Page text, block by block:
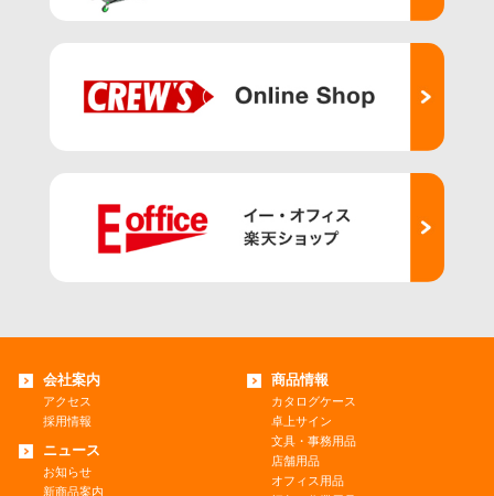
会社案内
アクセス
採用情報
ニュース
お知らせ
新商品案内
商品情報
カタログケース
卓上サイン
文具・事務用品
店舗用品
オフィス用品